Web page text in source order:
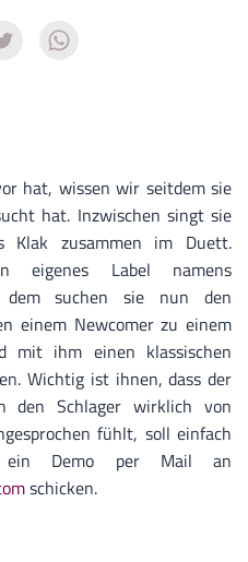
hat, wissen wir seitdem sie
hat. Inzwischen singt sie
Klak zusammen im Duett.
eigenes Label namens
dem suchen sie nun den
einem Newcomer zu einem
mit ihm einen klassischen
Wichtig ist ihnen, dass der
den Schlager wirklich von
fühlt, soll einfach
ein Demo per Mail an
schicken.